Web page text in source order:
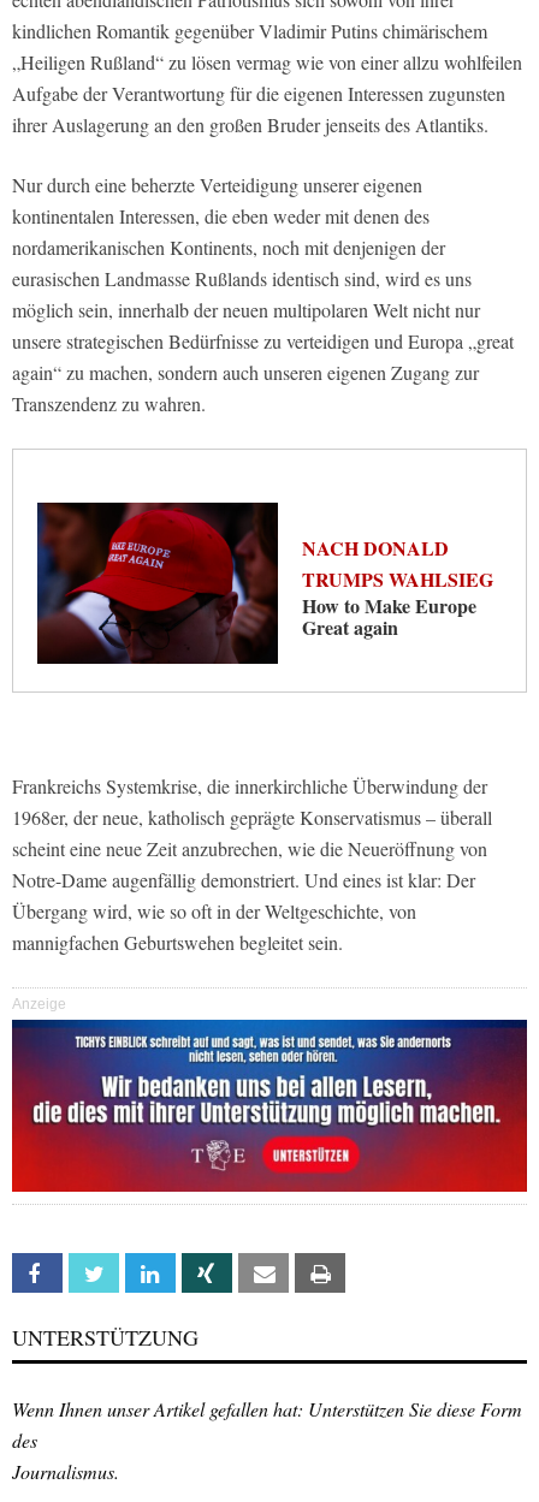
kindlichen Romantik gegenüber Vladimir Putins chimärischem
„Heiligen Rußland“ zu lösen vermag wie von einer allzu wohlfeilen
Aufgabe der Verantwortung für die eigenen Interessen zugunsten
ihrer Auslagerung an den großen Bruder jenseits des Atlantiks.
Nur durch eine beherzte Verteidigung unserer eigenen
kontinentalen Interessen, die eben weder mit denen des
nordamerikanischen Kontinents, noch mit denjenigen der
eurasischen Landmasse Rußlands identisch sind, wird es uns
möglich sein, innerhalb der neuen multipolaren Welt nicht nur
unsere strategischen Bedürfnisse zu verteidigen und Europa „great
again“ zu machen, sondern auch unseren eigenen Zugang zur
Transzendenz zu wahren.
NACH DONALD
TRUMPS WAHLSIEG
How to Make Europe
Great again
Frankreichs Systemkrise, die innerkirchliche Überwindung der
1968er, der neue, katholisch geprägte Konservatismus – überall
scheint eine neue Zeit anzubrechen, wie die Neueröffnung von
Notre-Dame augenfällig demonstriert. Und eines ist klar: Der
Übergang wird, wie so oft in der Weltgeschichte, von
mannigfachen Geburtswehen begleitet sein.
Anzeige
Facebook Twitter Linkedin Xing Email
UNTERSTÜTZUNG
Wenn Ihnen unser Artikel gefallen hat: Unterstützen Sie diese Form
des
Journalismus.